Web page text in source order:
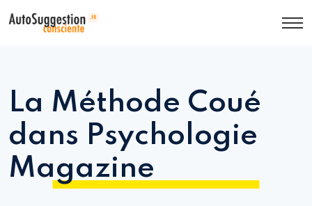
La Méthode Coué
dans Psychologie
Magazine